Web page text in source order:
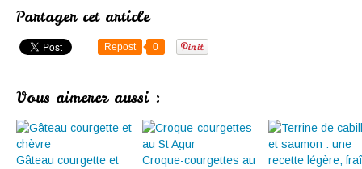
Partager cet article
Repost 0
Vous aimerez aussi :
Gâteau courgette et
Croque-courgettes au